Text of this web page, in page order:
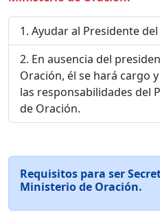
Ayudar al Presidente
En ausencia del
Oración, él se hará cargo
las responsabilidades del
de Oración.
Requisitos para ser
Ministerio de Oración.